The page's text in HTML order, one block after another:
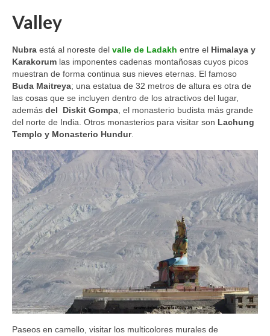
Valley
Nubra está al noreste del valle de Ladakh entre el Himalaya y
Karakorum las imponentes cadenas montañosas cuyos picos
muestran de forma continua sus nieves eternas. El famoso
Buda Maitreya; una estatua de 32 metros de altura es otra de
las cosas que se incluyen dentro de los atractivos del lugar,
además del Diskit Gompa , el monasterio budista más grande
del norte de India. Otros monasterios para visitar son Lachung
Templo y Monasterio Hundur.
Paseos en camello, visitar los multicolores murales de